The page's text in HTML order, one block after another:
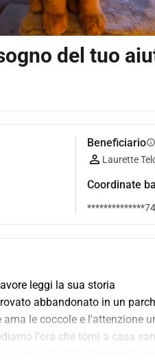
del tuo
Beneficiarioinfo
Laurette
Coordinate
leggi la sua storia
abbandonato in un
le coccole e l'attenzione
l'ora che torni a casa